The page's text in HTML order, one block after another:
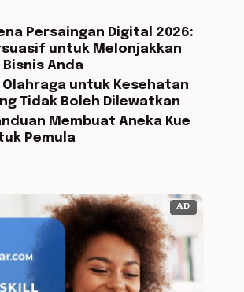
Persaingan Digital 2026:
untuk Melonjakkan
Anda
untuk Kesehatan
Tidak Boleh Dilewatkan
Membuat Aneka Kue
Pemula
AD